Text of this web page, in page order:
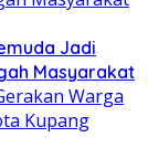
Jadi
Masyarakat